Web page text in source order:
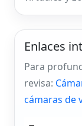
Enlaces
Para
revisa:
cámaras de